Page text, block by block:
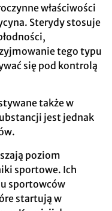
właściwości
Sterydy stosuje
tego typu
się pod kontrolą
także w
jest jednak
poziom
sportowe. Ich
sportowców
startują w